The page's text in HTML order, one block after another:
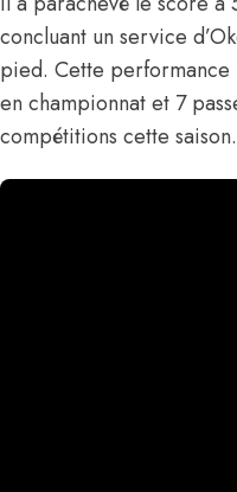
concluant un service
pied. Cette performance
en championnat et 7
compétitions cette saison.